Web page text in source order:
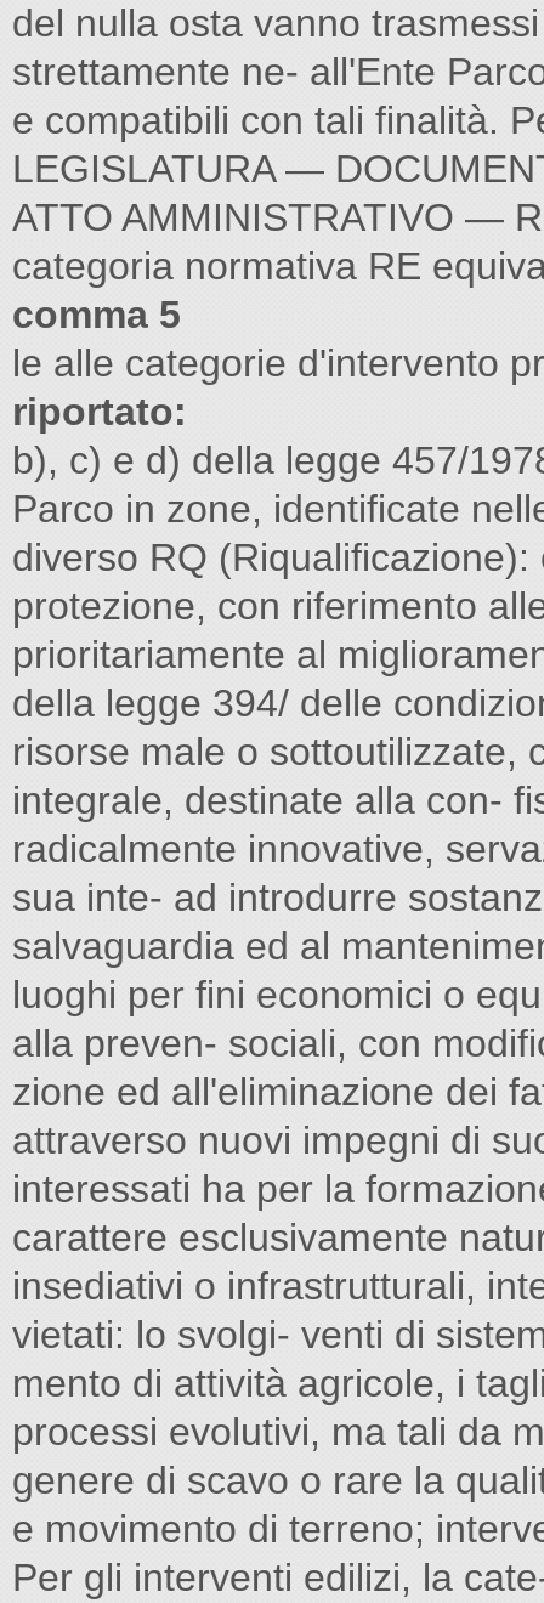
del nulla osta vanno
strettamente ne- all'Ente
e compatibili con tali finalità.
LEGISLATURA —
ATTO AMMINISTRATIVO —
categoria normativa RE
comma 5
le alle categorie d'intervento
riportato:
b), c) e d) della legge 457/
Parco in zone, identificate
diverso RQ
protezione, con riferimento
prioritariamente al
della legge 394/ delle
risorse male o sottoutilizzate,
integrale, destinate alla con-
radicalmente innovative,
sua inte- ad introdurre
salvaguardia ed al
luoghi per fini economici o
alla preven- sociali, con
zione ed all'eliminazione dei
attraverso nuovi impegni di
interessati ha per la
carattere esclusivamente
insediativi o infrastrutturali,
vietati: lo svolgi- venti di
mento di attività agricole, i
processi evolutivi, ma tali da
genere di scavo o rare la
e movimento di terreno;
Per gli interventi edilizi, la